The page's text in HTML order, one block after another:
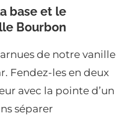
base et le
Bourbon
de notre vanille
Fendez-les en deux
avec la pointe d’un
séparer